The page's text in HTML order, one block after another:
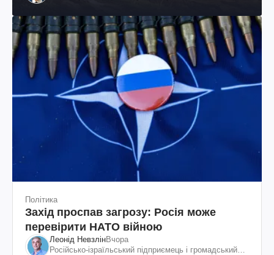
Політика
Захід проспав загрозу: Росія може
перевірити НАТО війною
Леонід НевзлінВчора
Російсько-ізраїльський підприємець і громадський